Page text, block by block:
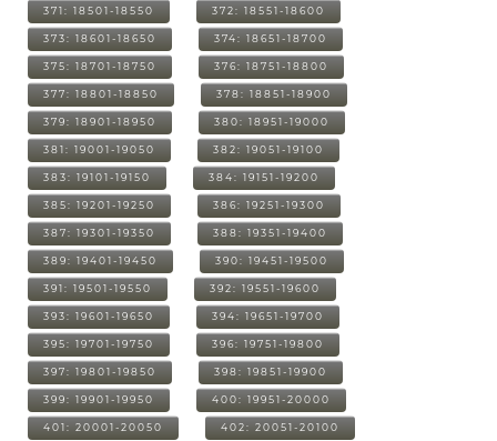
371: 18501-18550 372: 18551-18600
373: 18601-18650 374: 18651-18700
375: 18701-18750 376: 18751-18800
377: 18801-18850 378: 18851-18900
379: 18901-18950 380: 18951-19000
381: 19001-19050 382: 19051-19100
383: 19101-19150 384: 19151-19200
385: 19201-19250 386: 19251-19300
387: 19301-19350 388: 19351-19400
389: 19401-19450 390: 19451-19500
391: 19501-19550 392: 19551-19600
393: 19601-19650 394: 19651-19700
395: 19701-19750 396: 19751-19800
397: 19801-19850 398: 19851-19900
399: 19901-19950 400: 19951-20000
401: 20001-20050 402: 20051-20100